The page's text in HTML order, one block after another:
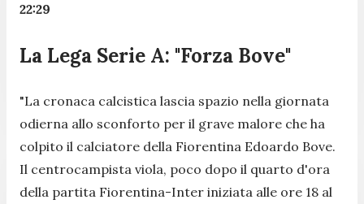
22:29
La Lega Serie A: "Forza Bove"
"La cronaca calcistica lascia spazio nella giornata
odierna allo sconforto per il grave malore che ha
colpito il calciatore della Fiorentina Edoardo Bove.
Il centrocampista viola, poco dopo il quarto d'ora
della partita Fiorentina-Inter iniziata alle ore 18 al